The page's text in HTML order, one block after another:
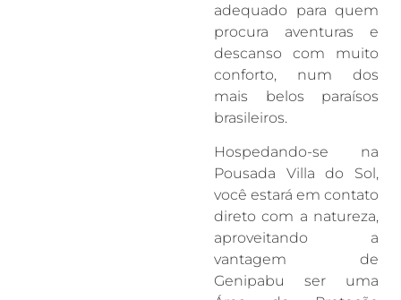
adequado para quem
procura aventuras e
descanso com muito
conforto, num dos
mais belos paraísos
brasileiros.
Hospedando-se na
Pousada Villa do Sol,
você estará em contato
direto com a natureza,
aproveitando a
vantagem de
Genipabu ser uma